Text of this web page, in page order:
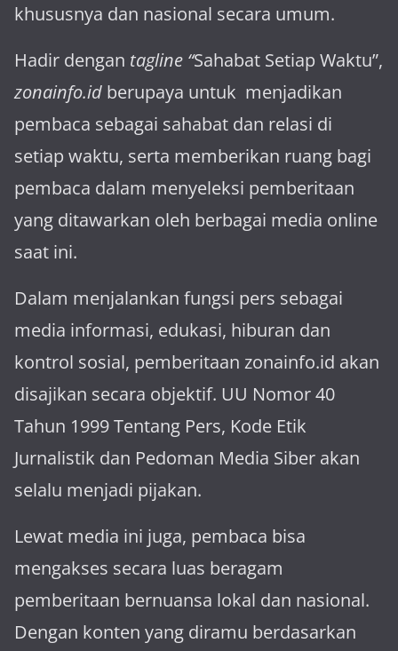
khususnya dan nasional secara umum.
Hadir dengan tagline “Sahabat Setiap Waktu”,
zonainfo.id berupaya untuk menjadikan
pembaca sebagai sahabat dan relasi di
setiap waktu, serta memberikan ruang bagi
pembaca dalam menyeleksi pemberitaan
yang ditawarkan oleh berbagai media online
saat ini.
Dalam menjalankan fungsi pers sebagai
media informasi, edukasi, hiburan dan
kontrol sosial, pemberitaan zonainfo.id akan
disajikan secara objektif. UU Nomor 40
Tahun 1999 Tentang Pers, Kode Etik
Jurnalistik dan Pedoman Media Siber akan
selalu menjadi pijakan.
Lewat media ini juga, pembaca bisa
mengakses secara luas beragam
pemberitaan bernuansa lokal dan nasional.
Dengan konten yang diramu berdasarkan